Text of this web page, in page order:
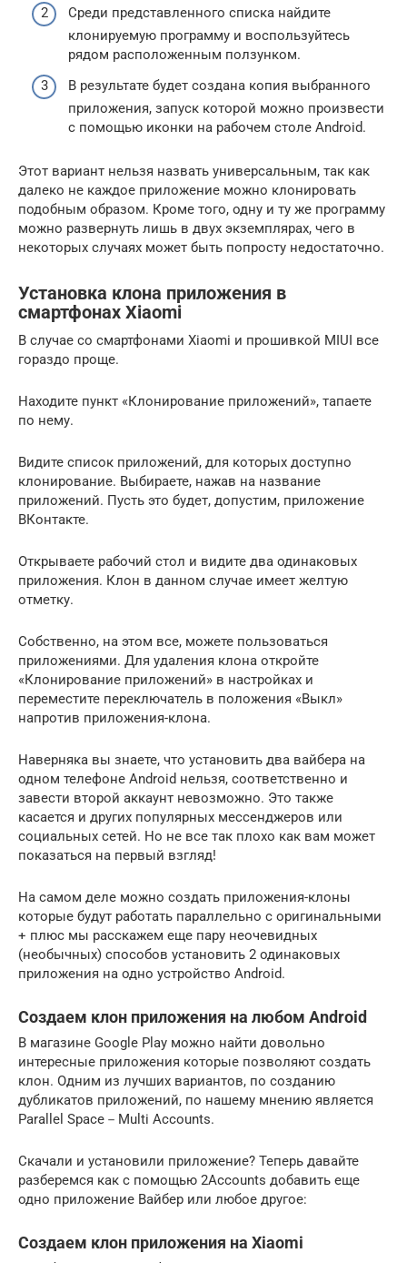
Среди представленного списка найдите
клонируемую программу и воспользуйтесь
рядом расположенным ползунком.
В результате будет создана копия выбранного
приложения, запуск которой можно произвести
с помощью иконки на рабочем столе Android.
Этот вариант нельзя назвать универсальным, так как
далеко не каждое приложение можно клонировать
подобным образом. Кроме того, одну и ту же программу
можно развернуть лишь в двух экземплярах, чего в
некоторых случаях может быть попросту недостаточно.
Установка клона приложения в
смартфонах Xiaomi
В случае со смартфонами Xiaomi и прошивкой MIUI все
гораздо проще.
Находите пункт «Клонирование приложений», тапаете
по нему.
Видите список приложений, для которых доступно
клонирование. Выбираете, нажав на название
приложений. Пусть это будет, допустим, приложение
ВКонтакте.
Открываете рабочий стол и видите два одинаковых
приложения. Клон в данном случае имеет желтую
отметку.
Собственно, на этом все, можете пользоваться
приложениями. Для удаления клона откройте
«Клонирование приложений» в настройках и
переместите переключатель в положения «Выкл»
напротив приложения-клона.
Наверняка вы знаете, что установить два вайбера на
одном телефоне Android нельзя, соответственно и
завести второй аккаунт невозможно. Это также
касается и других популярных мессенджеров или
социальных сетей. Но не все так плохо как вам может
показаться на первый взгляд!
На самом деле можно создать приложения-клоны
которые будут работать параллельно с оригинальными
+ плюс мы расскажем еще пару неочевидных
(необычных) способов установить 2 одинаковых
приложения на одно устройство Android.
Создаем клон приложения на любом Android
В магазине Google Play можно найти довольно
интересные приложения которые позволяют создать
клон. Одним из лучших вариантов, по созданию
дубликатов приложений, по нашему мнению является
Parallel Space－Multi Accounts.
Скачали и установили приложение? Теперь давайте
разберемся как с помощью 2Accounts добавить еще
одно приложение Вайбер или любое другое:
Создаем клон приложения на Xiaomi